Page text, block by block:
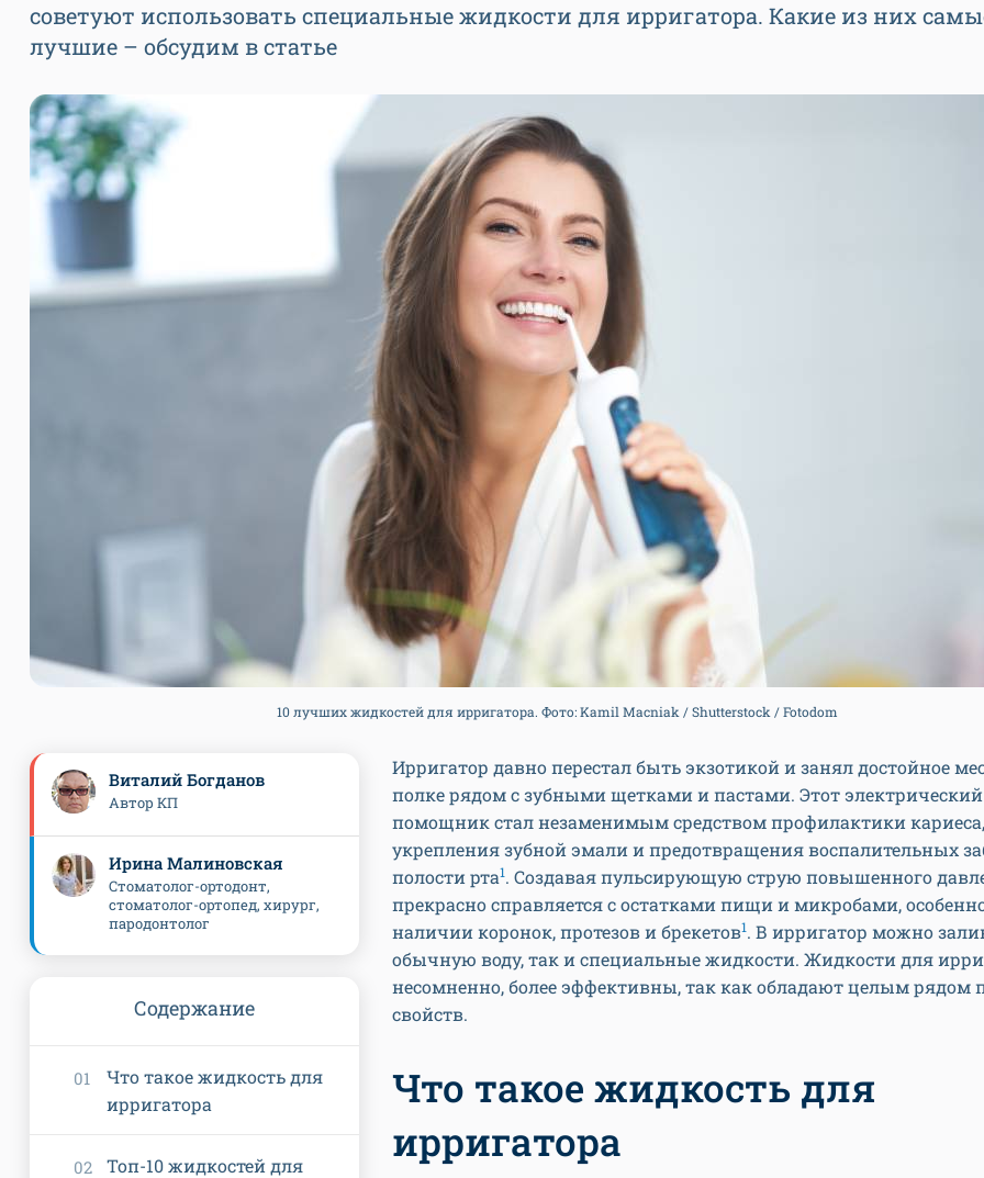
советуют использовать специальные жидкости для ирригатора. Какие из них
лучшие – обсудим в статье
10 лучших жидкостей для ирригатора. Фото: Kamil Macniak / Shutterstock / Fotodom
Ирригатор давно перестал быть экзотикой и занял достойное
полке рядом с зубными щетками и пастами. Этот электрический
помощник стал незаменимым средством профилактики кариеса,
укрепления зубной эмали и предотвращения воспалительных
полости рта1. Создавая пульсирующую струю повышенного
прекрасно справляется с остатками пищи и микробами,
наличии коронок, протезов и брекетов1. В ирригатор можно
обычную воду, так и специальные жидкости. Жидкости для
несомненно, более эффективны, так как обладают целым рядом
свойств.
Что такое жидкость для
ирригатора
Виталий Богданов
Автор КП
Ирина Малиновская
Стоматолог-ортодонт,
стоматолог-ортопед, хирург,
пародонтолог
Содержание
Что такое жидкость для
ирригатора
Топ-10 жидкостей для